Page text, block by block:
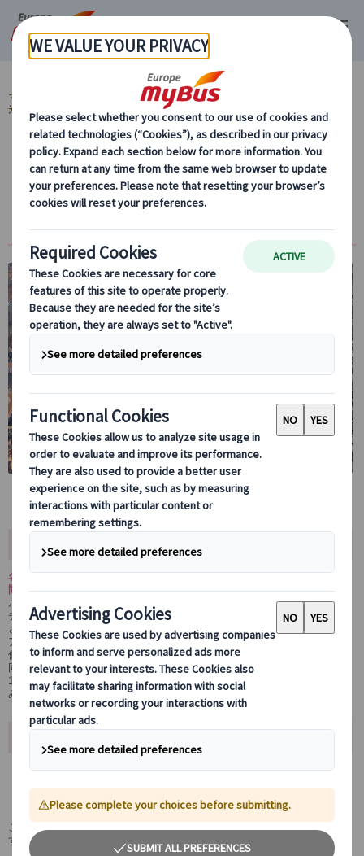
マイバス・ヨーロッパ ルーマニア (5) ブカレスト (5)
光 (2)
中世の古都ブラショフとドラキュラのモデル
ブラン城を訪れる２日間（専用車、日本語公
名城と伝説を巡る贅沢体験――ブラショフ・シナイア＆ドラキュラ城2日
間ツアー
ルーマニアで最も美しい街と称されるブラショフ観光に加え、「カルパ
チアの真珠」シナイアでは華麗なペレシュ城を入場見学。
さらに翌日は、ドラキュラ伯爵で有名なブラン城も訪れる充実の周遊ツ
アーです。
個人ではアクセスが難しい人気スポットも、専用車＆日本語公認ガイド
同行で安心・快適にご案内。
1日目の昼食時には、ご希望によりフランス産シャンパンの試飲もお楽し
みいただけます。
送迎・観光いたします。
ご宿泊のホテルからホテルまでの送迎付き、安心の日本語ガイドが旅の
すべてをご案内いたします。